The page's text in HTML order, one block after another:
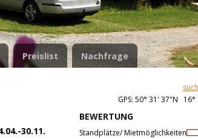
Preislist Nachfrage
GPS: 50° 31' 37"N 16°
BEWERTUNG
Standplätze/ Mietmöglichkeiten
30.11.